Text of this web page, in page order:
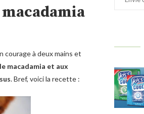
courage à deux mains et
macadamia et aux
. Bref, voici la recette :